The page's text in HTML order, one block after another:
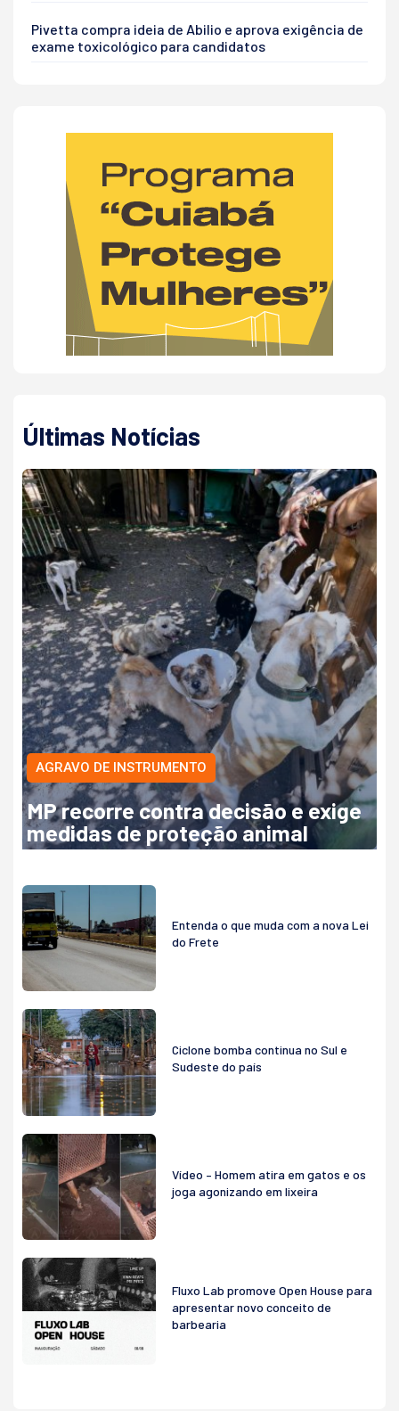
Pivetta compra ideia de Abilio e aprova exigência de
exame toxicológico para candidatos
Últimas Notícias
AGRAVO DE INSTRUMENTO
MP recorre contra decisão e exige
medidas de proteção animal
Entenda o que muda com a nova Lei
do Frete
Ciclone bomba continua no Sul e
Sudeste do país
Vídeo – Homem atira em gatos e os
joga agonizando em lixeira
Fluxo Lab promove Open House para
apresentar novo conceito de
barbearia